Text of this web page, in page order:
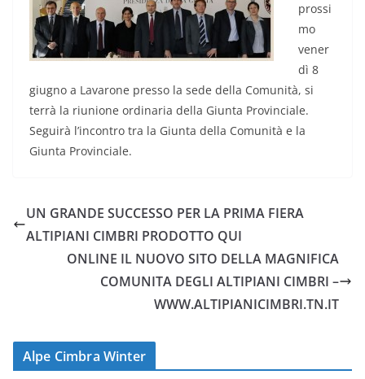
prossi
mo
vener
dì 8
giugno a Lavarone presso la sede della Comunità, si
terrà la riunione ordinaria della Giunta Provinciale.
Seguirà l’incontro tra la Giunta della Comunità e la
Giunta Provinciale.
UN GRANDE SUCCESSO PER LA PRIMA FIERA
ALTIPIANI CIMBRI PRODOTTO QUI
ONLINE IL NUOVO SITO DELLA MAGNIFICA
COMUNITA DEGLI ALTIPIANI CIMBRI –
WWW.ALTIPIANICIMBRI.TN.IT
Alpe Cimbra Winter